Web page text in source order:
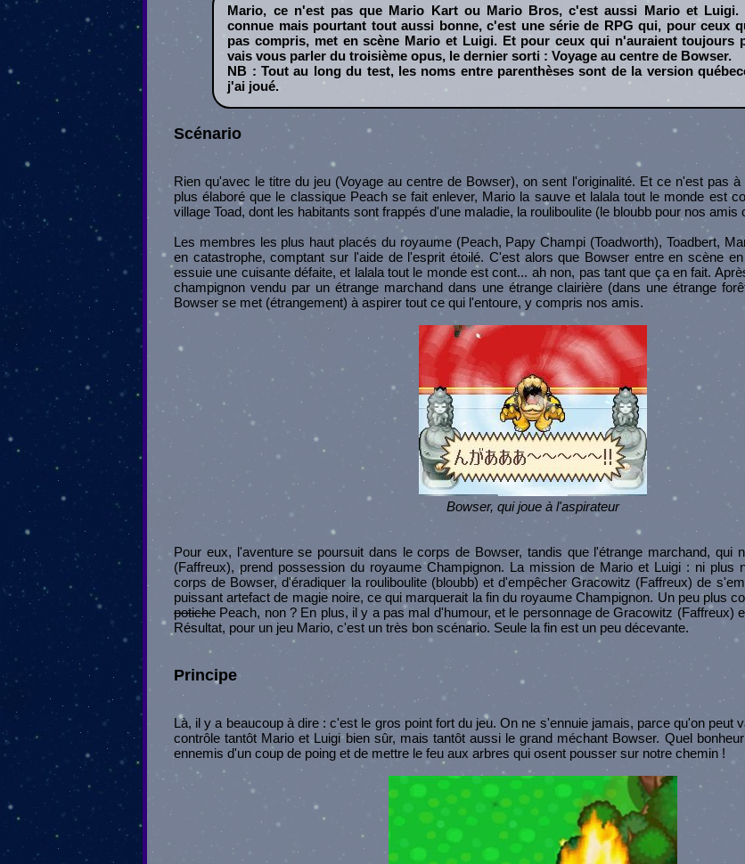
Mario, ce n'est pas que Mario Kart ou Mario Bros, c'est aussi Mario et Luigi.
connue mais pourtant tout aussi bonne, c'est une série de RPG qui, pour ceux
pas compris, met en scène Mario et Luigi. Et pour ceux qui n'auraient toujours
vais vous parler du troisième opus, le dernier sorti : Voyage au centre de Bowser.
NB : Tout au long du test, les noms entre parenthèses sont de la version
j'ai joué.
Scénario
Rien qu'avec le titre du jeu (Voyage au centre de Bowser), on sent l'originalité. Et ce n'est pas
plus élaboré que le classique Peach se fait enlever, Mario la sauve et lalala tout le monde est
village Toad, dont les habitants sont frappés d'une maladie, la rouliboulite (le bloubb pour nos amis
Les membres les plus haut placés du royaume (Peach, Papy Champi (Toadworth), Toadbert,
en catastrophe, comptant sur l'aide de l'esprit étoilé. C'est alors que Bowser entre en scène
essuie une cuisante défaite, et lalala tout le monde est cont... ah non, pas tant que ça en fait.
champignon vendu par un étrange marchand dans une étrange clairière (dans une étrange
Bowser se met (étrangement) à aspirer tout ce qui l'entoure, y compris nos amis.
Bowser, qui joue à l'aspirateur
Pour eux, l'aventure se poursuit dans le corps de Bowser, tandis que l'étrange marchand, qui
(Faffreux), prend possession du royaume Champignon. La mission de Mario et Luigi : ni plus
corps de Bowser, d'éradiquer la rouliboulite (bloubb) et d'empêcher Gracowitz (Faffreux) de
puissant artefact de magie noire, ce qui marquerait la fin du royaume Champignon. Un peu plus
potiche Peach, non ? En plus, il y a pas mal d'humour, et le personnage de Gracowitz (Faffreux)
Résultat, pour un jeu Mario, c'est un très bon scénario. Seule la fin est un peu décevante.
Principe
Là, il y a beaucoup à dire : c'est le gros point fort du jeu. On ne s'ennuie jamais, parce qu'on peut
contrôle tantôt Mario et Luigi bien sûr, mais tantôt aussi le grand méchant Bowser. Quel
ennemis d'un coup de poing et de mettre le feu aux arbres qui osent pousser sur notre chemin !